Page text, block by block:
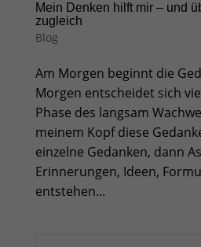
Mein Denken hilft mir – und
zugleich
Blog
Am Morgen beginnt die
Morgen entscheidet sich
Phase des langsam
meinem Kopf diese
einzelne Gedanken, dann
Erinnerungen, Ideen,
entstehen...